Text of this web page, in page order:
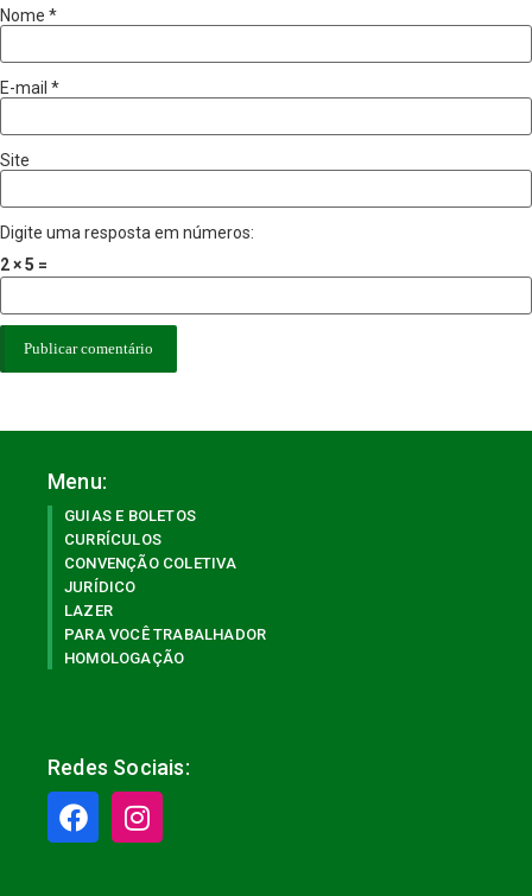
Nome *
E-mail *
Site
Digite uma resposta em números:
2 × 5 =
Menu:
GUIAS E BOLETOS
CURRÍCULOS
CONVENÇÃO COLETIVA
JURÍDICO
LAZER
PARA VOCÊ TRABALHADOR
HOMOLOGAÇÃO
Redes Sociais: